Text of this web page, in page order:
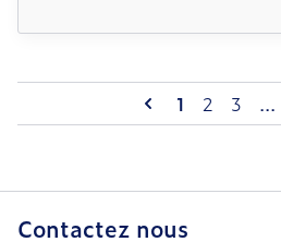
bases.
Vous lisez
1 Page
2 Page
3 ...
Contactez nous